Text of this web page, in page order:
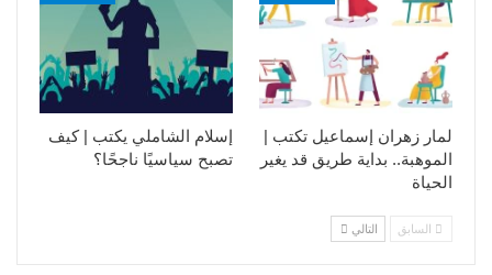
إسلام الشاملي يكتب | كيف
تصبح سياسيًا ناجحًا؟
لمار زهران إسماعيل تكتب |
الموهبة.. بداية طريق قد يغير
الحياة
السابق التالي